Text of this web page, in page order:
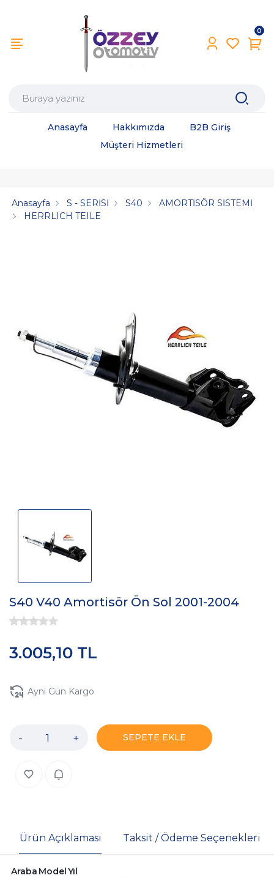
0
Anasayfa Hakkımızda
B2B Giriş
Müşteri Hizmetleri
Anasayfa S - SERİSİ S40
AMORTİSÖR SİSTEMİ
HERRLICH TEILE
S40 V40 Amortisör Ön Sol 2001-2004
3.005,10 TL
Aynı Gün Kargo
- + SEPETE EKLE
Ürün Açıklaması Taksit / Ödeme Seçenekleri
Araba Model Yıl